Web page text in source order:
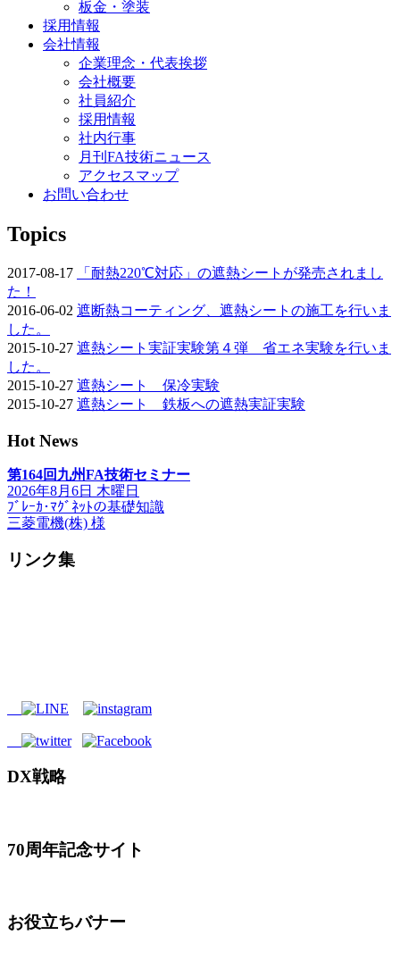
板金・塗装
採用情報
会社情報
企業理念・代表挨拶
会社概要
社員紹介
採用情報
社内行事
月刊FA技術ニュース
アクセスマップ
お問い合わせ
Topics
2017-08-17
「耐熱220℃対応」の遮熱シートが発売されまし
た！
2016-06-02 遮断熱コーティング、遮熱シートの施工を行いま
した。
2015-10-27 遮熱シート実証実験第４弾 省エネ実験を行いま
した。
2015-10-27 遮熱シート 保冷実験
2015-10-27 遮熱シート 鉄板への遮熱実証実験
Hot News
第164回九州FA技術セミナー
2026年8月6日 木曜日
ﾌﾞﾚｰｶ･ﾏｸﾞﾈｯﾄの基礎知識
三菱電機(株) 様
リンク集
DX戦略
70周年記念サイト
お役立ちバナー